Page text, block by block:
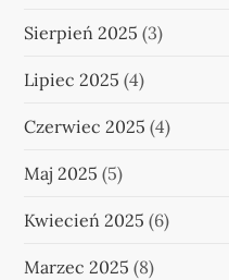
Sierpień 2025 (3)
Lipiec 2025 (4)
Czerwiec 2025 (4)
Maj 2025 (5)
Kwiecień 2025 (6)
Marzec 2025 (8)